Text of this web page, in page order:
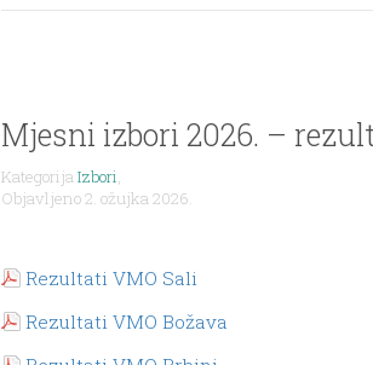
Mjesni izbori 2026. –
KategorijaIzbori,
Objavljeno 2. ožujka 2026.
Rezultati VMO Sali
Rezultati VMO Božava